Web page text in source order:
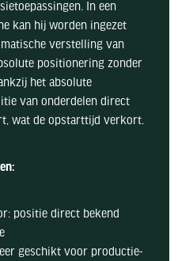
In een
kan hij worden ingezet
verstelling van
positionering zonder
het absolute
van onderdelen direct
wat de opstarttijd verkort.
positie direct bekend
geschikt voor productie-